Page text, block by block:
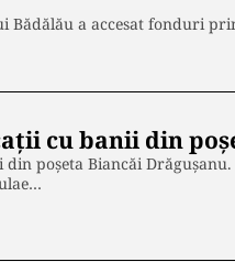
a accesat fonduri
cu banii din
poșeta Biancăi